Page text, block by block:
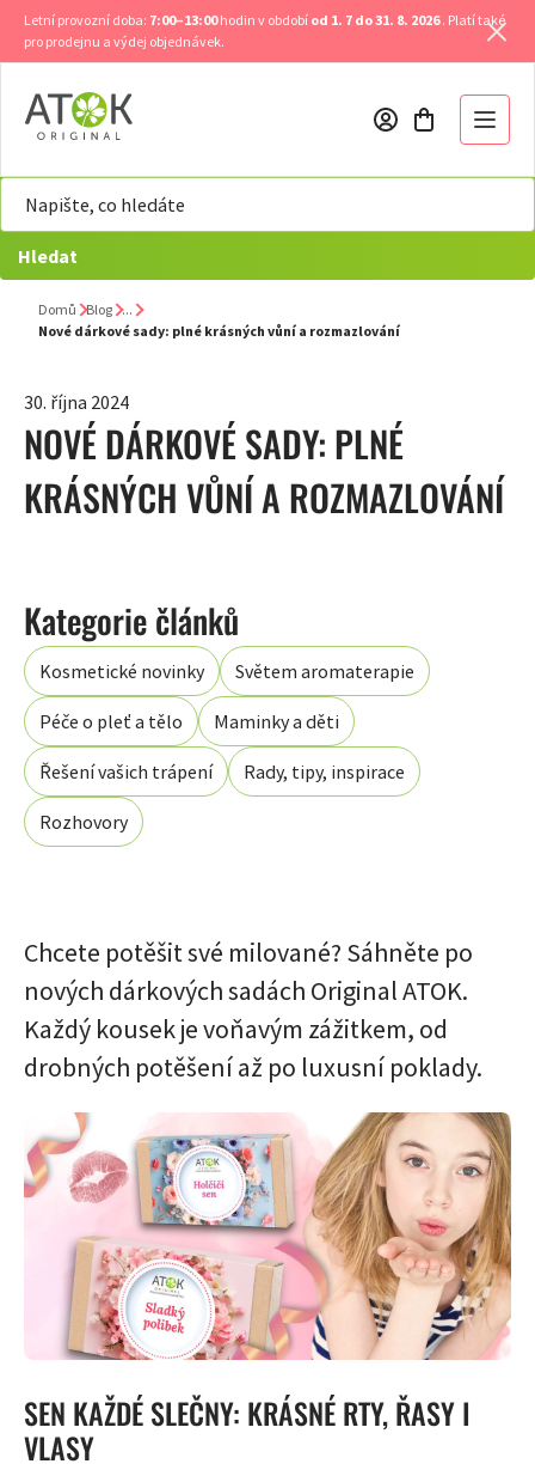
Přejít
obsah
Letní provozní doba: 7:00–13:00hodin v období od 1. 7 do 31. 8. 2026. Platí také
pro prodejnu a výdej objednávek.
Hledat
Domů Blog
Nové dárkové sady: plné krásných vůní a rozmazlování
30. října 2024
NOVÉ DÁRKOVÉ SADY: PLNÉ
KRÁSNÝCH VŮNÍ A ROZMAZLOVÁNÍ
Chcete potěšit své milované? Sáhněte po
nových dárkových sadách Original ATOK.
Každý kousek je voňavým zážitkem, od
drobných potěšení až po luxusní poklady.
SEN KAŽDÉ SLEČNY: KRÁSNÉ RTY, ŘASY I
VLASY
Kosmetické novinky Světem aromaterapie
Péče o pleť a tělo Maminky a děti
Řešení vašich trápení Rady, tipy, inspirace
Rozhovory